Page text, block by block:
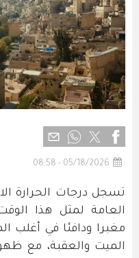
05/18/2026 - 08:58
تسجل درجات الحرارة
العامة لمثل هذا
مغبرا ودافئا في أغلب
الميت والعقبة، مع